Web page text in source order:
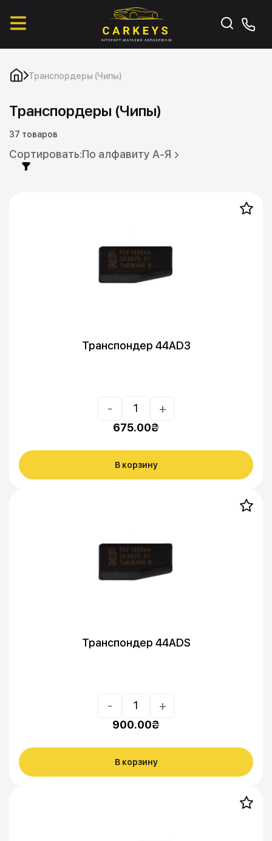
Транспордеры (Чипы)
Транспордеры (Чипы)
37 товаров
По алфавиту А-Я
Транспондер 44AD3
- +
675.00₴
В корзину
Транспондер 44ADS
- +
900.00₴
В корзину